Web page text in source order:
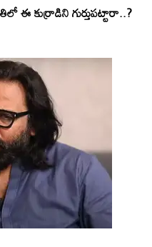
ఈ కుర్రాడిని గుర్తుపట్టారా..?